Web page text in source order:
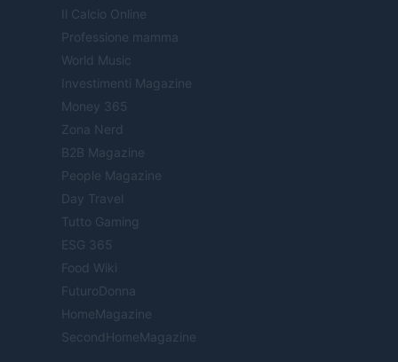
Il Calcio Online
Professione mamma
World Music
Investimenti Magazine
Money 365
Zona Nerd
B2B Magazine
People Magazine
Day Travel
Tutto Gaming
ESG 365
Food Wiki
FuturoDonna
HomeMagazine
SecondHomeMagazine